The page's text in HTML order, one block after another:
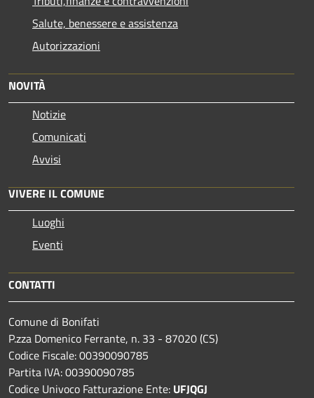
Salute, benessere e assistenza
Autorizzazioni
NOVITÀ
Notizie
Comunicati
Avvisi
VIVERE IL COMUNE
Luoghi
Eventi
CONTATTI
Comune di Bonifati
P.zza Domenico Ferrante, n. 33 - 87020 (CS)
Codice Fiscale: 00390090785
Partita IVA: 00390090785
Codice Univoco Fatturazione Ente: UFJQGJ